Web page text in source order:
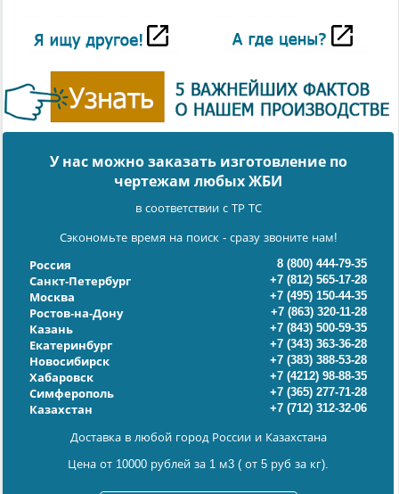
У нас можно заказать изготовление по
чертежам любых ЖБИ
в соответствии с ТР ТС
Сэкономьте время на поиск - сразу звоните нам!
Россия
8 (800) 444-79-35
Санкт-Петербург
+7 (812) 565-17-28
Москва
+7 (495) 150-44-35
Ростов-на-Дону
+7 (863) 320-11-28
Казань
+7 (843) 500-59-35
Екатеринбург
+7 (343) 363-36-28
Новосибирск
+7 (383) 388-53-28
Хабаровск
+7 (4212) 98-88-35
Симферополь
+7 (365) 277-71-28
Казахстан
+7 (712) 312-32-06
Доставка в любой город России и Казахстана
Цена от 10000 рублей за 1 м3 ( от 5 руб за кг).